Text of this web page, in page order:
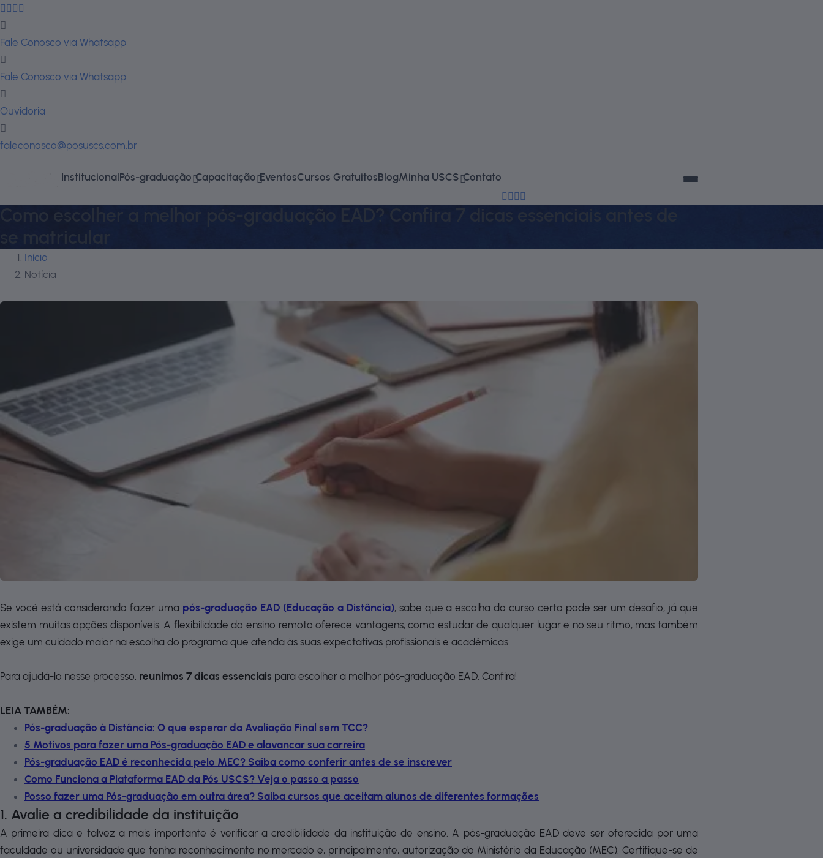
Fale Conosco via Whatsapp
Fale Conosco via Whatsapp
Ouvidoria
faleconosco@posuscs.com.br
Institucional Pós-graduação Capacitação EventosCursos GratuitosBlogMinha USCS Contato
Início
Notícia
Se você está considerando fazer uma pós-graduação EAD (Educação a Distância), sabe que a escolha do curso certo pode ser um desafio, já que
existem muitas opções disponíveis. A flexibilidade do ensino remoto oferece vantagens, como estudar de qualquer lugar e no seu ritmo, mas também
exige um cuidado maior na escolha do programa que atenda às suas expectativas profissionais e acadêmicas.
Para ajudá-lo nesse processo, reunimos 7 dicas essenciais para escolher a melhor pós-graduação EAD. Confira!
LEIA TAMBÉM:
Pós-graduação à Distância: O que esperar da Avaliação Final sem TCC?
5 Motivos para fazer uma Pós-graduação EAD e alavancar sua carreira
Pós-graduação EAD é reconhecida pelo MEC? Saiba como conferir antes de se inscrever
Como Funciona a Plataforma EAD da Pós USCS? Veja o passo a passo
Posso fazer uma Pós-graduação em outra área? Saiba cursos que aceitam alunos de diferentes formações
1. Avalie a credibilidade da instituição
A primeira dica e talvez a mais importante é verificar a credibilidade da instituição de ensino. A pós-graduação EAD deve ser oferecida por uma
faculdade ou universidade que tenha reconhecimento no mercado e, principalmente, autorização do Ministério da Educação (MEC). Certifique-se de